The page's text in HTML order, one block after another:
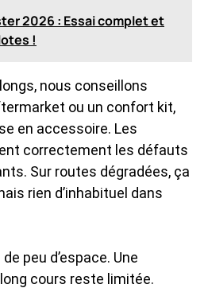
2026 : Essai complet et
!
nous conseillons
ou un confort kit,
en accessoire. Les
correctement les défauts
Sur routes dégradées, ça
rien d’inhabituel dans
peu d’espace. Une
cours reste limitée.